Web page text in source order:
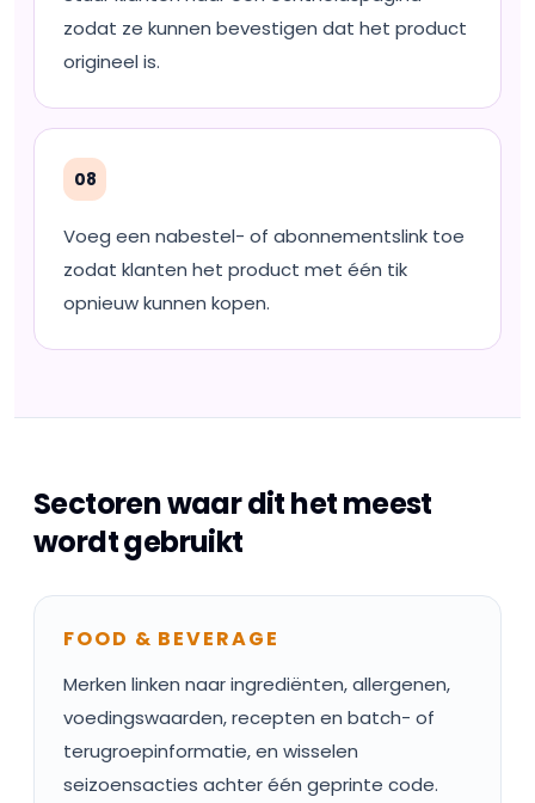
zodat ze kunnen bevestigen dat het product
origineel is.
08
Voeg een nabestel- of abonnementslink toe
zodat klanten het product met één tik
opnieuw kunnen kopen.
Sectoren waar dit het meest
wordt gebruikt
FOOD & BEVERAGE
Merken linken naar ingrediënten, allergenen,
voedingswaarden, recepten en batch- of
terugroepinformatie, en wisselen
seizoensacties achter één geprinte code.